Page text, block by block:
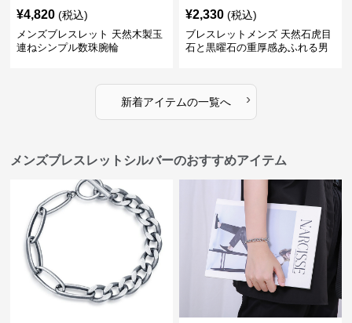
¥4,820 (税込)
メンズブレスレット 天然木製玉
連ねシンプル数珠腕輪
¥2,330 (税込)
ブレスレットメンズ 天然石虎目
石と黒曜石の重厚感あふれる男
新着アイテムの一覧へ ›
メンズブレスレットシルバーのおすすめアイテム